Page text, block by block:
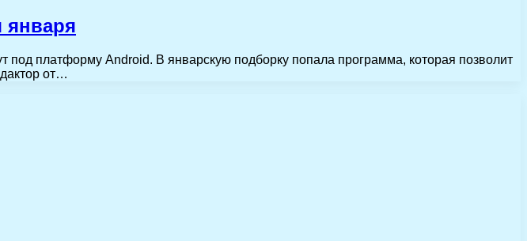
января
платформу Android. В январскую подборку попала программа, которая позволит
от…